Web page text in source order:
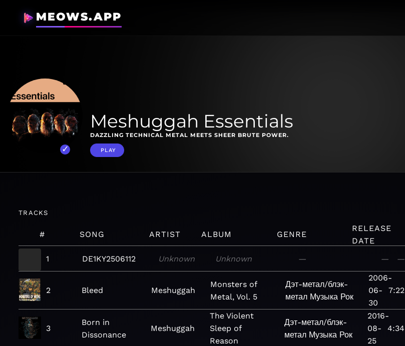
MEOWS.APP
Meshuggah Essentials
DAZZLING TECHNICAL METAL MEETS SHEER BRUTE POWER.
PLAY
TRACKS
# SONG ARTIST ALBUM GENRE
RELEASE
DATE
1
DE1KY2506112 Unknown Unknown — — —
2 Bleed Meshuggah
Monsters of
Metal, Vol. 5
Дэт-метал/блэк-
метал Музыка Рок
2006-
06-
30
7:22
3
Born in
Dissonance
Meshuggah
The Violent
Sleep of
Reason
Дэт-метал/блэк-
метал Музыка Рок
2016-
08-
25
4:34